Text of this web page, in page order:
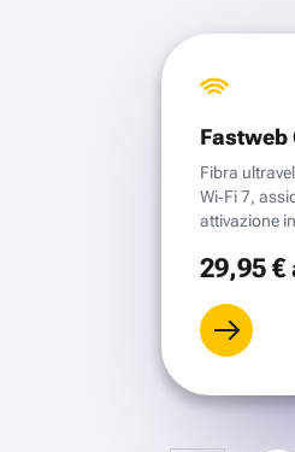
Fastweb
Fibra
Wi‑Fi 7,
attivazione
29,95 €